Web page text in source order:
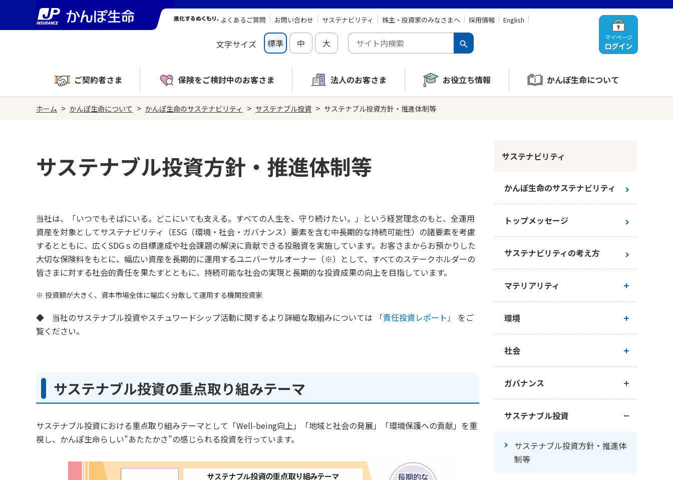
マイページ
ログイン
よくあるご質問 お問い合わせ サステナビリティ 株主・投資家のみなさまへ 採用情報 English
文字サイズ 標準 中 大
ご契約者さま 保険をご検討中のお客さま 法人のお客さま お役立ち情報 かんぽ生命について
ホーム > かんぽ生命について > かんぽ生命のサステナビリティ > サステナブル投資 > サステナブル投資方針・推進体制等
サステナブル投資方針・推進体制等
当社は、「いつでもそばにいる。どこにいても支える。すべての人生を、守り続けたい。」という経営理念のもと、全運用
資産を対象としてサステナビリティ（ESG（環境・社会・ガバナンス）要素を含む中長期的な持続可能性）の諸要素を考慮
するとともに、広くSDGｓの目標達成や社会課題の解決に貢献できる投融資を実施しています。お客さまからお預かりした
大切な保険料をもとに、幅広い資産を長期的に運用するユニバーサルオーナー（※）として、すべてのステークホルダーの
皆さまに対する社会的責任を果たすとともに、持続可能な社会の実現と長期的な投資成果の向上を目指しています。
投資額が大きく、資本市場全体に幅広く分散して運用する機関投資家
◆ 当社のサステナブル投資やスチュワードシップ活動に関するより詳細な取組みについては 「責任投資レポート」
をご
覧ください。
サステナブル投資の重点取り組みテーマ
サステナブル投資における重点取り組みテーマとして「Well-being向上」「地域と社会の発展」「環境保護への貢献」を重
視し、かんぽ生命らしい"あたたかさ"の感じられる投資を行っています。
サステナビリティ
かんぽ生命のサステナビリティ
トップメッセージ
サステナビリティの考え方
マテリアリティ
マテリアリティ（重要課題）
マテリアリティ特定プロセス
サステナビリティ推進状況
環境
基本的な考え方
企業活動における環境への配慮
気候変動への取り組み
生物多様性保全への取り組み
社会
人権
人的資本経営
企業風土改革・キャリア形成支
援
ガバナンス
コーポレートガバナンス
取締役会の実効性評価
サステナブル投資
サステナブル投資方針・推進体
制等